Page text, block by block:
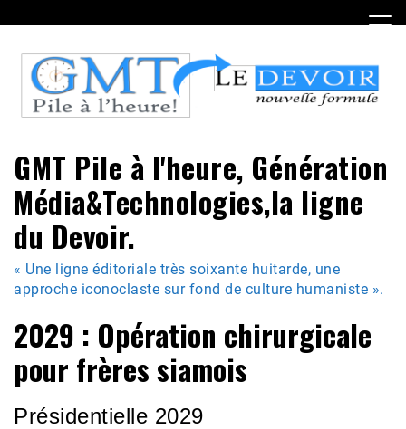
to
content
GMT Pile à l'heure, Génération
Média&Technologies,la ligne
du Devoir.
« Une ligne éditoriale très soixante huitarde, une
approche iconoclaste sur fond de culture humaniste ».
2029 : Opération chirurgicale
pour frères siamois
Présidentielle 2029